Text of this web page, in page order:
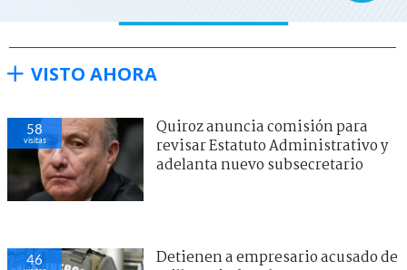
VISTO AHORA
58
visitas
Quiroz anuncia comisión para
revisar Estatuto Administrativo y
adelanta nuevo subsecretario
46
Detienen a empresario acusado de